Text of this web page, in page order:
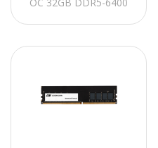
Soğutuculu PC RAM